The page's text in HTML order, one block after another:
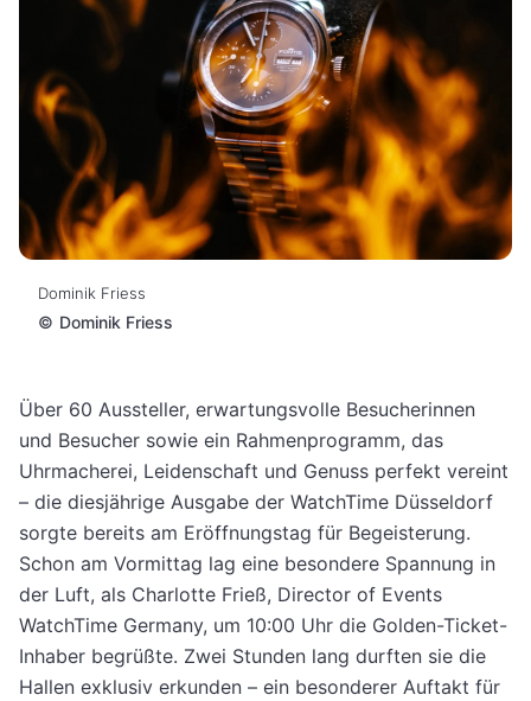
Dominik Friess
© Dominik Friess
Über 60 Aussteller, erwartungsvolle Besucherinnen
und Besucher sowie ein Rahmenprogramm, das
Uhrmacherei, Leidenschaft und Genuss perfekt vereint
– die diesjährige Ausgabe der WatchTime Düsseldorf
sorgte bereits am Eröffnungstag für Begeisterung.
Schon am Vormittag lag eine besondere Spannung in
der Luft, als Charlotte Frieß, Director of Events
WatchTime Germany, um 10:00 Uhr die Golden-Ticket-
Inhaber begrüßte. Zwei Stunden lang durften sie die
Hallen exklusiv erkunden – ein besonderer Auftakt für